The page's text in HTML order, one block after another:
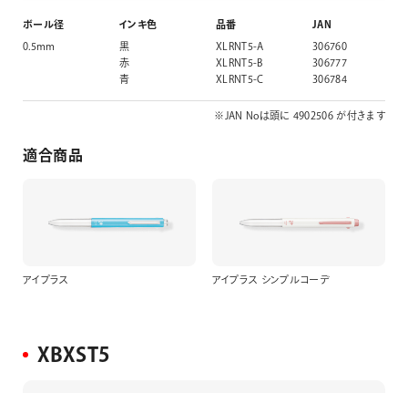
ボール径 インキ色 品番 JAN
0.5mm 黒 XLRNT5-A
306760
赤
XLRNT5-B
306777
青
XLRNT5-C 306784
※JAN Noは頭に 4902506 が付きます
適合商品
アイプラス アイプラス シンプルコーデ
XBXST5